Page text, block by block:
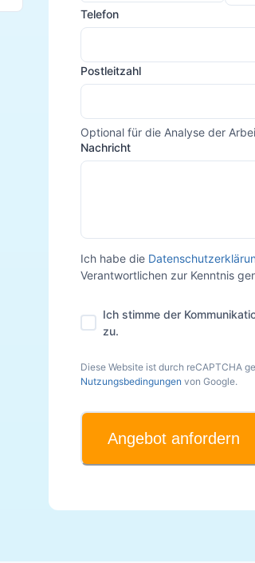
Telefon
Postleitzahl
Optional für die Analyse der
Nachricht
Ich habe die
Verantwortlichen zur Kenntnis
Ich stimme der
zu.
Diese Website ist durch reCAPTCHA
Nutzungsbedingungen von Google.
Angebot anfordern